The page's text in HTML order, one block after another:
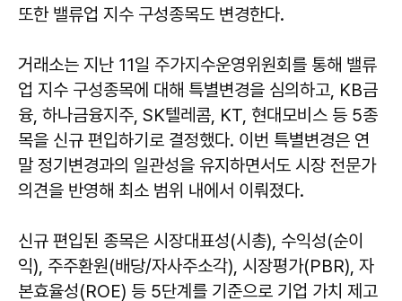
또한 밸류업 지수 구성종목도 변경한다.
거래소는 지난 11일 주가지수운영위원회를 통해 밸류
업 지수 구성종목에 대해 특별변경을 심의하고, KB금
융, 하나금융지주, SK텔레콤, KT, 현대모비스 등 5종
목을 신규 편입하기로 결정했다. 이번 특별변경은 연
말 정기변경과의 일관성을 유지하면서도 시장 전문가
의견을 반영해 최소 범위 내에서 이뤄졌다.
신규 편입된 종목은 시장대표성(시총), 수익성(순이
익), 주주환원(배당/자사주소각), 시장평가(PBR), 자
본효율성(ROE) 등 5단계를 기준으로 기업 가치 제고